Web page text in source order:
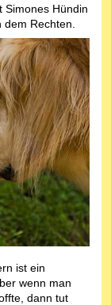
Simones Hündin
dem Rechten.
ist ein
wenn man
dann tut